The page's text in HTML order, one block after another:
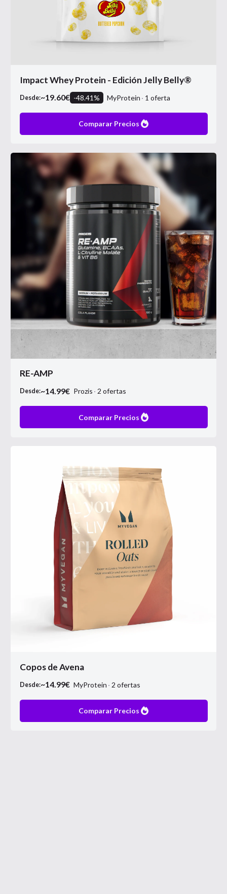
Impact Whey Protein - Edición Jelly Belly®
Desde:~19.60€ -48.41% MyProtein 1 oferta
Comparar Precios
RE-AMP
Desde:~14.99€ Prozis 2 ofertas
Comparar Precios
Copos de Avena
Desde:~14.99€ MyProtein 2 ofertas
Comparar Precios